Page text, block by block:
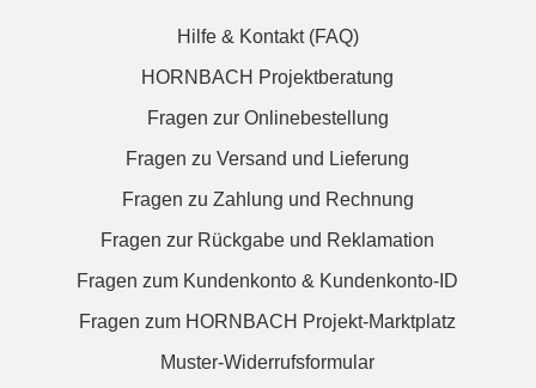
Hilfe & Kontakt (FAQ)
HORNBACH Projektberatung
Fragen zur Onlinebestellung
Fragen zu Versand und Lieferung
Fragen zu Zahlung und Rechnung
Fragen zur Rückgabe und Reklamation
Fragen zum Kundenkonto & Kundenkonto-ID
Fragen zum HORNBACH Projekt-Marktplatz
Muster-Widerrufsformular